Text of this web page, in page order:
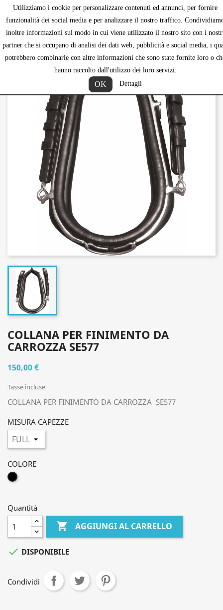
Utilizziamo i cookie per personalizzare contenuti ed annunci, per fornire
funzionalità dei social media e per analizzare il nostro traffico.
inoltre informazioni sul modo in cui viene utilizzato il nostro sito con i
partner che si occupano di analisi dei dati web, pubblicità e social media, i
potrebbero combinarle con altre informazioni che sono state fornite loro o
hanno raccolto dall'utilizzo dei loro servizi.
OK Dettagli

COLLANA PER FINIMENTO DA
CARROZZA SE577
150,00 €
Tasse incluse
COLLANA PER FINIMENTO DA CARROZZA SE577
MISURA CAPEZZE
COLORE
NERO
Quantità
 AGGIUNGI AL CARRELLO
 DISPONIBILE
Condividi